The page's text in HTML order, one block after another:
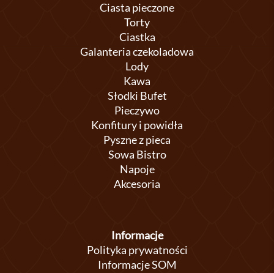
Ciasta pieczone
Torty
Ciastka
Galanteria czekoladowa
Lody
Kawa
Słodki Bufet
Pieczywo
Konfitury i powidła
Pyszne z pieca
Sowa Bistro
Napoje
Akcesoria
Informacje
Polityka prywatności
Informacje SOM